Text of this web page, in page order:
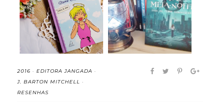
Diário de Estela:
Quero Minhas Asas...
Cidade da Meia-Noite:
saga da terra...
2016 · EDITORA JANGADA ·
J. BARTON MITCHELL ·
RESENHAS